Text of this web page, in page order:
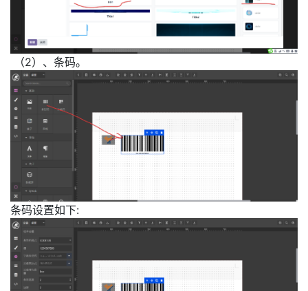
（2）、条码。
条码设置如下: